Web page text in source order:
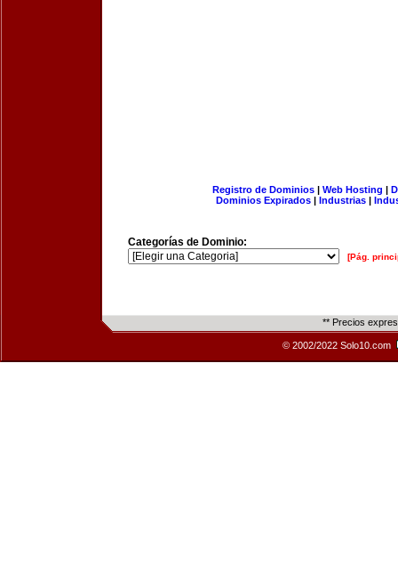
Registro de Dominios| Web Hosting |
Dominios Expirados | Industrias |
Categorías de Dominio:
[Pág.
** Precios
© 2002/2022 Solo10.com